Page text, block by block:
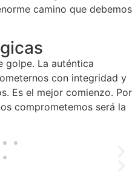
camino que debemos
golpe. La auténtica
con integridad y
Es el mejor comienzo. Por
comprometemos será la